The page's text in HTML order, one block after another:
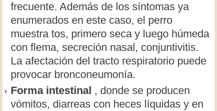
frecuente. Además de los síntomas ya
enumerados en este caso, el perro
muestra tos, primero seca y luego húmeda
con flema, secreción nasal, conjuntivitis.
La afectación del tracto respiratorio puede
provocar bronconeumonía.
Forma intestinal , donde se producen
vómitos, diarreas con heces líquidas y en